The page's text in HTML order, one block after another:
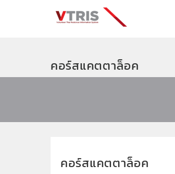
คอร์สแคตตาล็อค
คอร์สแคตตาล็อค